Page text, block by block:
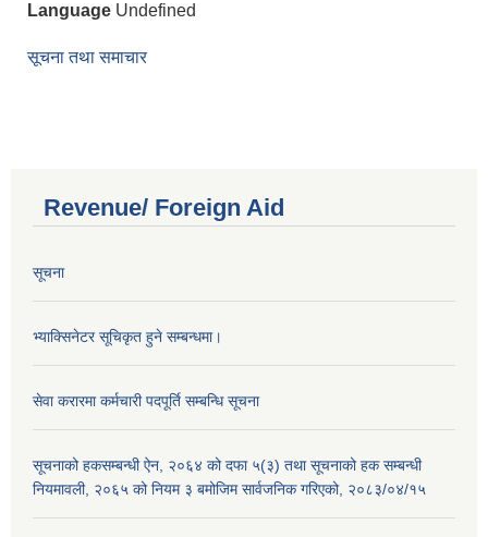
Language Undefined
सूचना तथा समाचार
Revenue/ Foreign Aid
सूचना
भ्याक्सिनेटर सूचिकृत हुने सम्बन्धमा।
सेवा करारमा कर्मचारी पदपूर्ति सम्बन्धि सूचना
सूचनाको हकसम्बन्धी ऐन, २०६४ को दफा ५(३) तथा सूचनाको हक सम्बन्धी
नियमावली, २०६५ को नियम ३ बमोजिम सार्वजनिक गरिएको, २०८३/०४/१५